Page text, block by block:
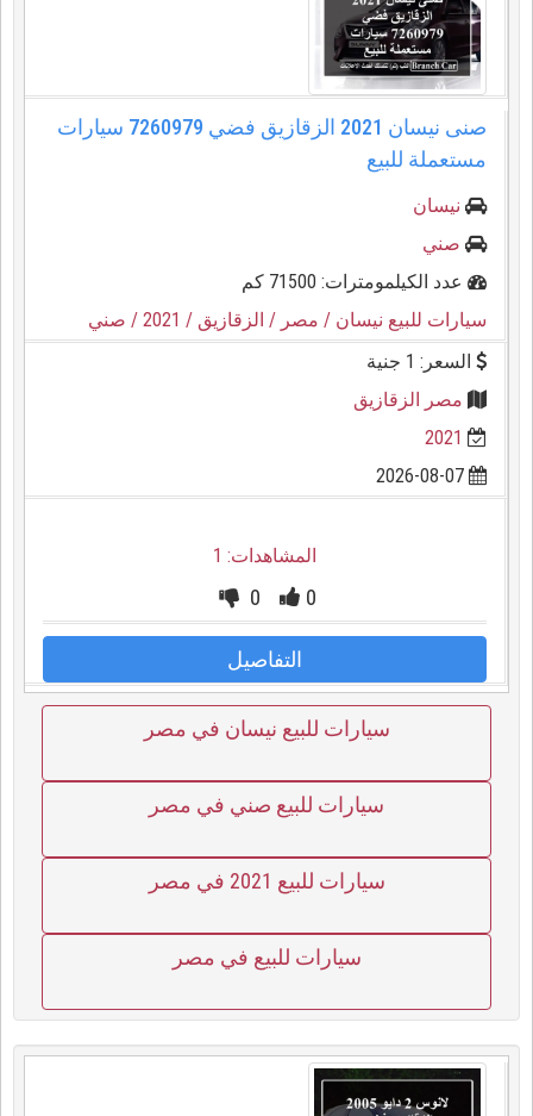
صنى نيسان 2021 الزقازيق فضي 7260979 سيارات
مستعملة للبيع
نيسان
صني
عدد الكيلمومترات: 71500 كم
سيارات للبيع نيسان / مصر / الزقازيق / 2021
/ صني
السعر: 1 جنية
مصر الزقازيق
2021
المشاهدات: 1
0
0
التفاصيل
سيارات للبيع نيسان في مصر
سيارات للبيع صني في مصر
سيارات للبيع 2021 في مصر
سيارات للبيع في مصر